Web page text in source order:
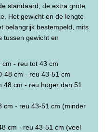
standaard, de extra grote
Het gewicht en de lengte
belangrijk bestempeld, mits
tussen gewicht en
cm - reu tot 43 cm
48 cm - reu 43-51 cm
48 cm - reu hoger dan 51
cm - reu 43-51 cm (minder
cm - reu 43-51 cm (veel